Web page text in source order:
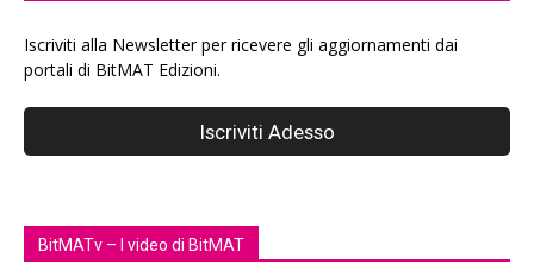
Iscriviti alla Newsletter per ricevere gli aggiornamenti dai
portali di BitMAT Edizioni.
BitMATv – I video di BitMAT